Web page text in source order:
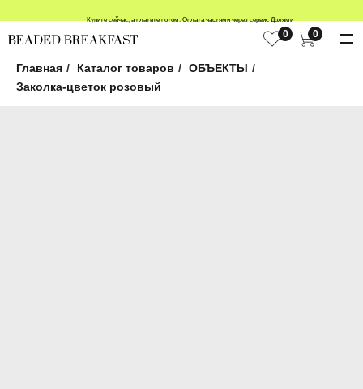
0 0
Купите сейчас, а платите потом. Оплата частями через сервис Долями
Главная / Каталог товаров / ОБЪЕКТЫ /
Заколка-цветок розовый